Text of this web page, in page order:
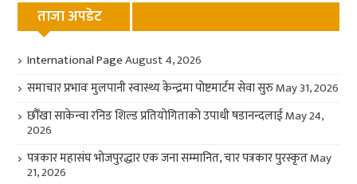
ताजा अपडेट
International PageAugust 4, 2026
समाचार प्रभावः मुलपानी स्वास्थ्य केन्द्रमा पोष्टमार्टम सेवा सुरुMay 31, 2026
छौँखा साकेन्वा रनिङ शिल्ड प्रतियोगिताको उपाधी षडानन्दलाईMay 24,
2026
पत्रकार महासंघ भोजपुरद्धार एक जना सम्मानित, चार पत्रकार पुरस्कृतMay
21, 2026